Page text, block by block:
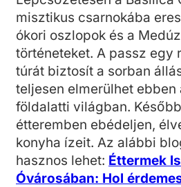
misztikus csarnokába
ókori oszlopok és a
történeteket. A passz egy
túrát biztosít a sorban
teljesen elmerülhet ebben
földalatti világban.
étteremben ebédeljen,
konyha ízeit. Az alábbi
hasznos lehet: Éttermek
Óvárosában: Hol